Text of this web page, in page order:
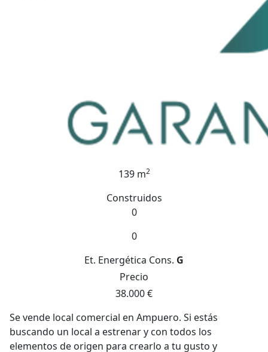
139 m2
Construidos
0
0
Et. Energética Cons. G
Precio
38.000 €
Se vende local comercial en Ampuero. Si estás
buscando un local a estrenar y con todos los
elementos de origen para crearlo a tu gusto y